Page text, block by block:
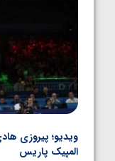
ویدیو؛ پیروزی
المپیک پاریس